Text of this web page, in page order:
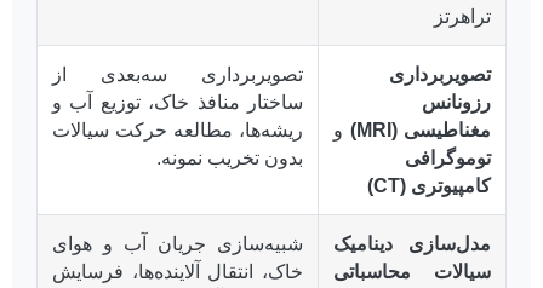
تراهرتز
تصویربرداری
رزونانس
مغناطیسی (MRI)
و
توموگرافی
کامپیوتری (CT)
تصویربرداری سه‌بعدی از
ساختار منافذ خاک، توزیع آب و
ریشه‌ها، مطالعه حرکت سیالات
بدون تخریب نمونه.
مدل‌سازی دینامیک
سیالات محاسباتی
شبیه‌سازی جریان آب و هوای
خاک، انتقال آلاینده‌ها، فرسایش